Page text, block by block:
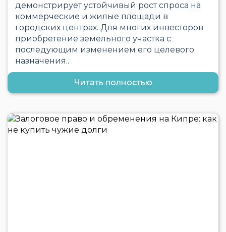
демонстрирует устойчивый рост спроса на
коммерческие и жилые площади в
городских центрах. Для многих инвесторов
приобретение земельного участка с
последующим изменением его целевого
назначения..
Читать полностью